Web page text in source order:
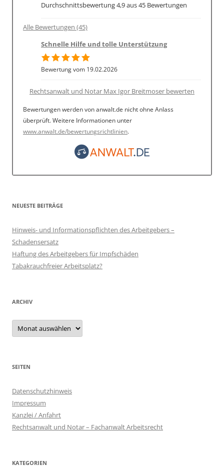
Durchschnittsbewertung 4,9 aus 45 Bewertungen
Alle Bewertungen (45)
Schnelle Hilfe und tolle Unterstützung
Bewertung vom 19.02.2026
Rechtsanwalt und Notar Max Igor Breitmoser bewerten
Bewertungen werden von anwalt.de nicht ohne Anlass
überprüft. Weitere Informationen unter
www.anwalt.de/bewertungsrichtlinien.
NEUESTE BEITRÄGE
Hinweis- und Informationspflichten des Arbeitgebers –
Schadensersatz
Haftung des Arbeitgebers für Impfschäden
Tabakrauchfreier Arbeitsplatz?
ARCHIV
Archiv
SEITEN
Datenschutzhinweis
Impressum
Kanzlei / Anfahrt
Rechtsanwalt und Notar – Fachanwalt Arbeitsrecht
KATEGORIEN